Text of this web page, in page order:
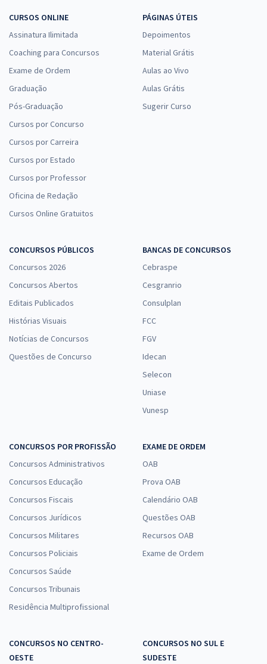
CURSOS ONLINE
Assinatura Ilimitada
Coaching para Concursos
Exame de Ordem
Graduação
Pós-Graduação
Cursos por Concurso
Cursos por Carreira
Cursos por Estado
Cursos por Professor
Oficina de Redação
Cursos Online Gratuitos
PÁGINAS ÚTEIS
Depoimentos
Material Grátis
Aulas ao Vivo
Aulas Grátis
Sugerir Curso
CONCURSOS PÚBLICOS
Concursos 2026
Concursos Abertos
Editais Publicados
Histórias Visuais
Notícias de Concursos
Questões de Concurso
BANCAS DE CONCURSOS
Cebraspe
Cesgranrio
Consulplan
FCC
FGV
Idecan
Selecon
Uniase
Vunesp
CONCURSOS POR PROFISSÃO
Concursos Administrativos
Concursos Educação
Concursos Fiscais
Concursos Jurídicos
Concursos Militares
Concursos Policiais
Concursos Saúde
Concursos Tribunais
Residência Multiprofissional
EXAME DE ORDEM
OAB
Prova OAB
Calendário OAB
Questões OAB
Recursos OAB
Exame de Ordem
CONCURSOS NO CENTRO-
OESTE
CONCURSOS NO SUL E
SUDESTE